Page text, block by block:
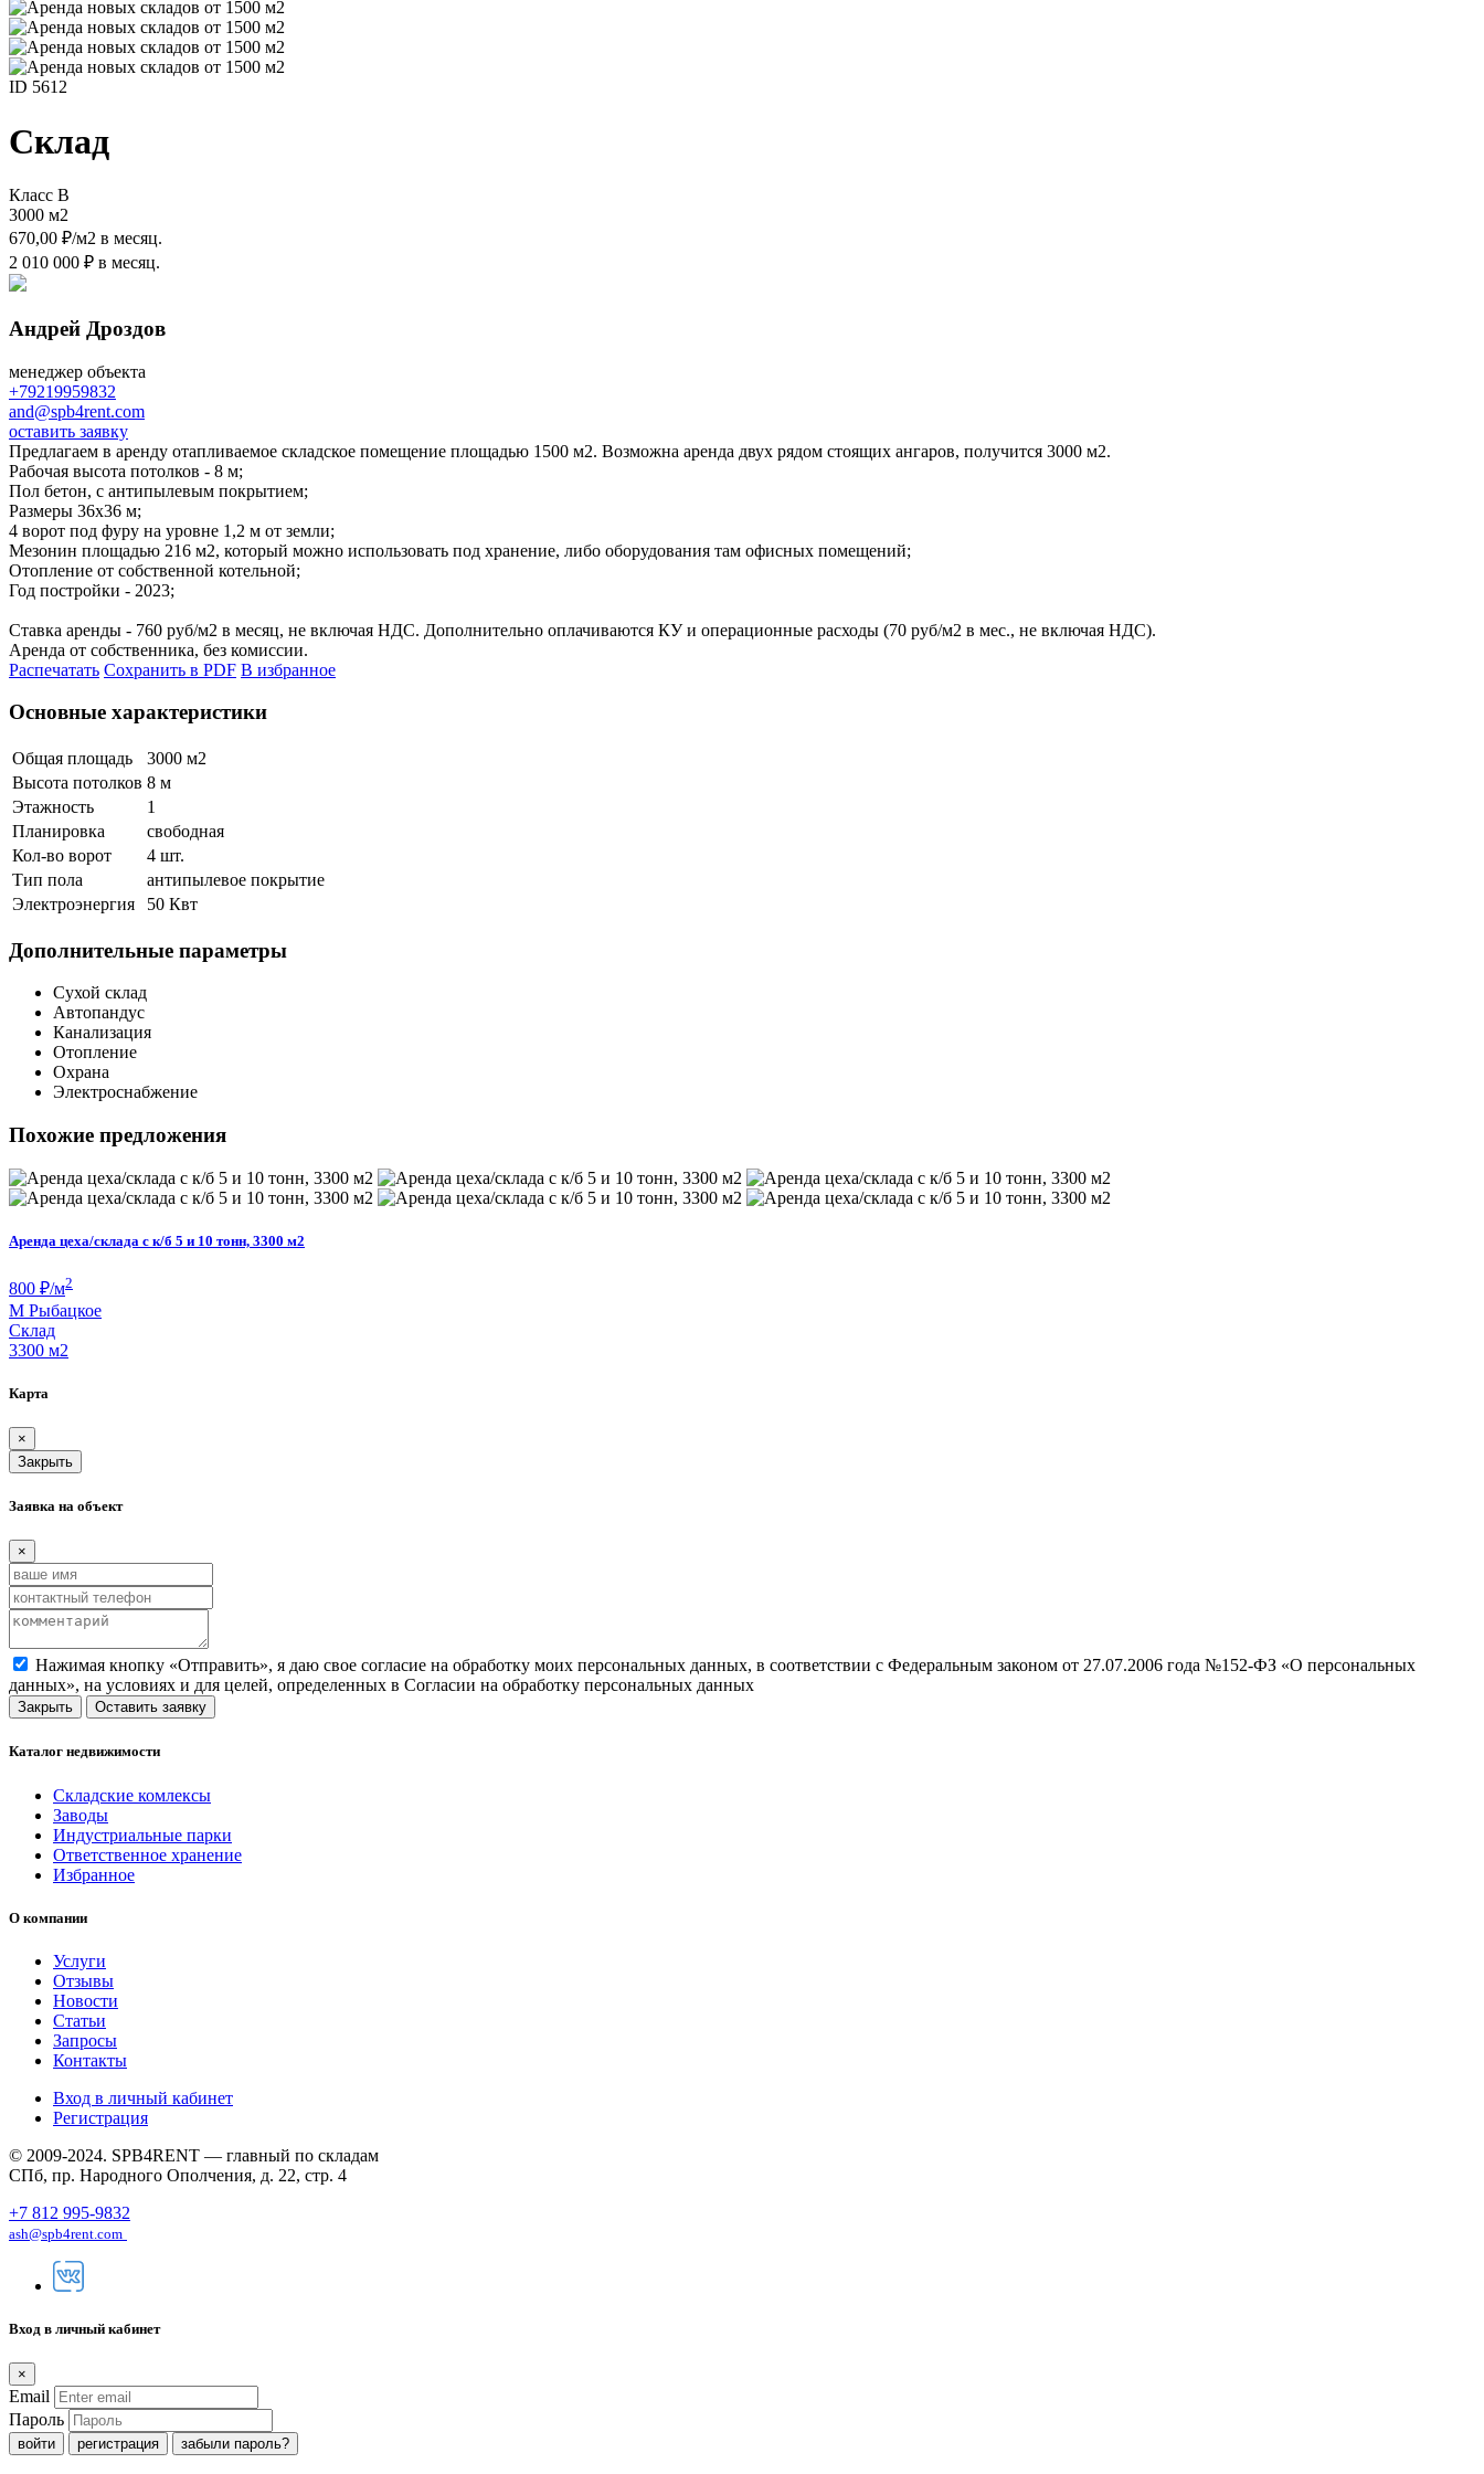
ID 5612
Склад
Класс B
3000 м2
670,00 ₽/м2 в месяц.
2 010 000 ₽ в месяц.
Андрей Дроздов
менеджер объекта
+79219959832
and@spb4rent.com
оставить заявку
Предлагаем в аренду отапливаемое складское помещение площадью 1500 м2. Возможна аренда двух рядом стоящих ангаров, получится 3000 м2.
Рабочая высота потолков - 8 м;
Пол бетон, с антипылевым покрытием;
Размеры 36х36 м;
4 ворот под фуру на уровне 1,2 м от земли;
Мезонин площадью 216 м2, который можно использовать под хранение, либо оборудования там офисных помещений;
Отопление от собственной котельной;
Год постройки - 2023;
Ставка аренды - 760 руб/м2 в месяц, не включая НДС. Дополнительно оплачиваются КУ и операционные расходы (70 руб/м2 в мес., не включая НДС).
Аренда от собственника, без комиссии.
Распечатать Сохранить в PDF В избранное
Основные характеристики
Общая площадь 3000 м2
Высота потолков 8 м
Этажность
1
Планировка
свободная
Кол-во ворот
4 шт.
Тип пола
антипылевое покрытие
Электроэнергия
50 Квт
Дополнительные параметры
Сухой склад
Автопандус
Канализация
Отопление
Охрана
Электроснабжение
Похожие предложения
Аренда цеха/склада с к/б 5 и 10 тонн, 3300 м2
800 ₽/м2
М Рыбацкое
Склад
3300 м2
Карта
×
Закрыть
Заявка на объект
×
Нажимая кнопку «Отправить», я даю свое согласие на обработку моих персональных данных, в соответствии с Федеральным законом от 27.07.2006 года №152-ФЗ «О персональных
данных», на условиях и для целей, определенных в Согласии на обработку персональных данных
Закрыть Оставить заявку
Каталог недвижимости
Складские комлексы
Заводы
Индустриальные парки
Ответственное хранение
Избранное
О компании
Услуги
Отзывы
Новости
Статьи
Запросы
Контакты
Вход в личный кабинет
Регистрация
© 2009-2024. SPB4RENT — главный по складам
СПб, пр. Народного Ополчения, д. 22, стр. 4
+7 812 995-9832
ash@spb4rent.com
Вход в личный кабинет
×
Email
Пароль
регистрация забыли пароль?